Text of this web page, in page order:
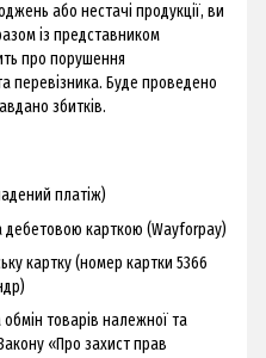
або нестачі продукції, ви
із представником
про порушення
перевізника. Буде проведено
збитків.
платіж)
карткою (Wayforpay)
картку (номер картки 5366
товарів належної та
«Про захист прав